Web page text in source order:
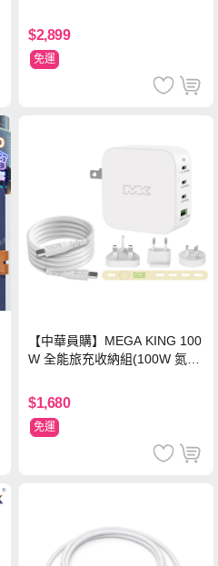
$2,899
免運
【中華員購】MEGA KING 100
W 全能旅充收納組(100W 氮化
萬國轉接器)
$1,680
免運